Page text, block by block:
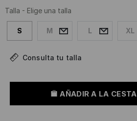
Talla - Elige una talla
S M L XL
Consulta tu talla
AÑADIR A LA CESTA